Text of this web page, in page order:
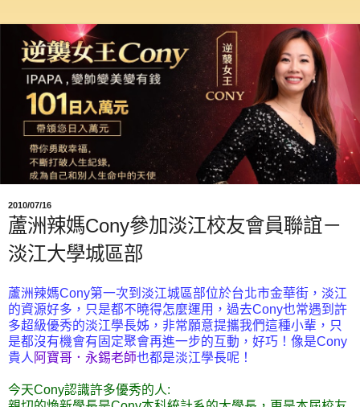
2010/07/16
蘆洲辣媽Cony參加淡江校友會員聯誼－
淡江大學城區部
蘆洲辣媽Cony第一次到淡江城區部位於台北市金華街，淡江
的資源好多，只是都不曉得怎麼運用，過去Cony也常遇到許
多超級優秀的淡江學長姊，非常願意提攜我們這種小輩，只
是都沒有機會有固定聚會再進一步的互動，好巧！像是Cony
貴人 阿寶哥 ． 永錫老師也都是淡江學長呢！
今天Cony認識許多優秀的人: